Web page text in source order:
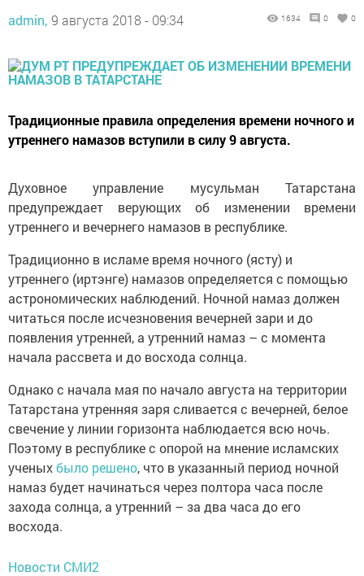
admin, 9 августа 2018 - 09:34 1634 0 0
Традиционные правила определения времени ночного и
утреннего намазов вступили в силу 9 августа.
Духовное управление мусульман Татарстана
предупреждает верующих об изменении времени
утреннего и вечернего намазов в республике.
Традиционно в исламе время ночного (ясту) и
утреннего (иртэнге) намазов определяется с помощью
астрономических наблюдений. Ночной намаз должен
читаться после исчезновения вечерней зари и до
появления утренней, а утренний намаз – с момента
начала рассвета и до восхода солнца.
Однако с начала мая по начало августа на территории
Татарстана утренняя заря сливается с вечерней, белое
свечение у линии горизонта наблюдается всю ночь.
Поэтому в республике с опорой на мнение исламских
ученыхбыло решено, что в указанный период ночной
намаз будет начинаться через полтора часа после
захода солнца, а утренний – за два часа до его
восхода.
Новости СМИ2